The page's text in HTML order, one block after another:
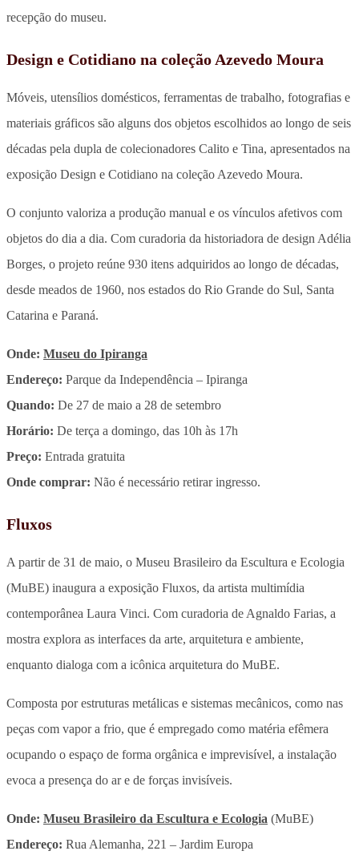
recepção do museu.
Design e Cotidiano na coleção Azevedo Moura
Móveis, utensílios domésticos, ferramentas de trabalho, fotografias e
materiais gráficos são alguns dos objetos escolhidos ao longo de seis
décadas pela dupla de colecionadores Calito e Tina, apresentados na
exposição Design e Cotidiano na coleção Azevedo Moura.
O conjunto valoriza a produção manual e os vínculos afetivos com
objetos do dia a dia. Com curadoria da historiadora de design Adélia
Borges, o projeto reúne 930 itens adquiridos ao longo de décadas,
desde meados de 1960, nos estados do Rio Grande do Sul, Santa
Catarina e Paraná.
Onde: Museu do Ipiranga
Endereço: Parque da Independência – Ipiranga
Quando: De 27 de maio a 28 de setembro
Horário: De terça a domingo, das 10h às 17h
Preço: Entrada gratuita
Onde comprar: Não é necessário retirar ingresso.
Fluxos
A partir de 31 de maio, o Museu Brasileiro da Escultura e Ecologia
(MuBE) inaugura a exposição Fluxos, da artista multimídia
contemporânea Laura Vinci. Com curadoria de Agnaldo Farias, a
mostra explora as interfaces da arte, arquitetura e ambiente,
enquanto dialoga com a icônica arquitetura do MuBE.
Composta por estruturas metálicas e sistemas mecânicos, como nas
peças com vapor a frio, que é empregado como matéria efêmera
ocupando o espaço de forma orgânica e imprevisível, a instalação
evoca a presença do ar e de forças invisíveis.
Onde: Museu Brasileiro da Escultura e Ecologia (MuBE)
Endereço: Rua Alemanha, 221 – Jardim Europa